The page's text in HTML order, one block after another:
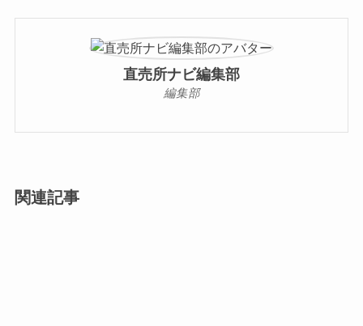
直売所ナビ編集部
編集部
関連記事